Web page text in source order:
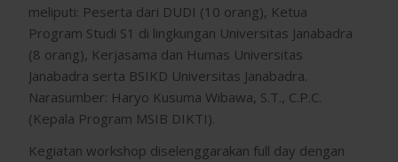
meliputi: Peserta dari DUDI (10 orang), Ketua
Program Studi S1 di lingkungan Universitas Janabadra
(8 orang), Kerjasama dan Humas Universitas
Janabadra serta BSIKD Universitas Janabadra.
Narasumber: Haryo Kusuma Wibawa, S.T., C.P.C.
(Kepala Program MSIB DIKTI).
Kegiatan workshop diselenggarakan full day dengan